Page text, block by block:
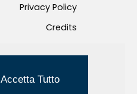
Privacy Policy
Credits
Accetta Tutto